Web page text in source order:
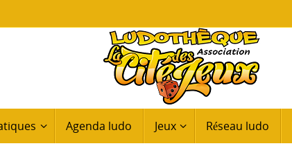
Agenda ludo Jeux Réseau ludo